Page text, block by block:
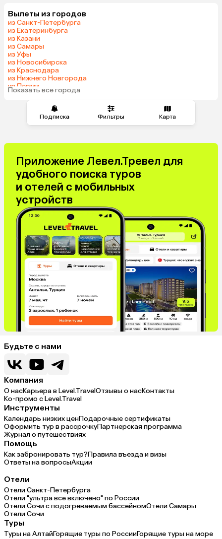
Подписка Фильтры Карта
Грузия
Индонезия
Армения
Шри-Ланка
Азербайджан
Черногория
Индия
Сербия
Малайзия
Марокко
Катар
Южная Корея
Израиль
Гонконг
Венесуэла
Саудовская Аравия
Бахрейн
Куба
Греция
Италия
Испания
Венгрия
Болгария
Вылеты из городов
из Санкт-Петербурга
из Екатеринбурга
из Казани
из Самары
из Уфы
из Новосибирска
из Краснодара
из Нижнего Новгорода
из Перми
из Сочи
Показать все города
Приложение Левел.Тревел для
удобного поиска туров
и отелей с мобильных
устройств
Будьте с нами
Компания
О насКарьера в Level.TravelОтзывы о насКонтакты
Ко-промо с Level.Travel
Инструменты
Календарь низких ценПодарочные сертификаты
Оформить тур в рассрочкуПартнерская программа
Журнал о путешествиях
Помощь
Как забронировать тур?Правила въезда и визы
Ответы на вопросыАкции
Отели
Отели Санкт-Петербурга
Отели "ультра все включено" по России
Отели Сочи с подогреваемым бассейномОтели Самары
Отели Сочи
Туры
Туры на АлтайГорящие туры по РоссииГорящие туры на море